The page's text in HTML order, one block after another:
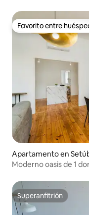
Favorito entre
Favorito entre
Apartamento en
Moderno oasis de 1
Superanfitrión
Superanfitrión